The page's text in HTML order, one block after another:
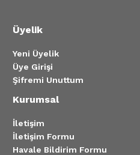
Üyelik
Yeni Üyelik
Üye Girişi
Şifremi Unuttum
Kurumsal
İletişim
İletişim Formu
Havale Bildirim Formu